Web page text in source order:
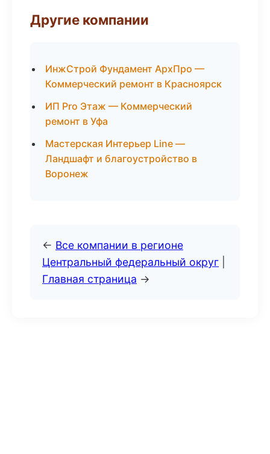
Другие компании
ИнжСтрой Фундамент АрхПро —
Коммерческий ремонт в Красноярск
ИП Pro Этаж — Коммерческий
ремонт в Уфа
Мастерская Интерьер Line —
Ландшафт и благоустройство в
Воронеж
← Все компании в регионе
Центральный федеральный округ
Главная страница →